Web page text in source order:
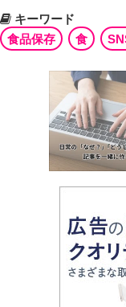
キーワード
食品保存
食